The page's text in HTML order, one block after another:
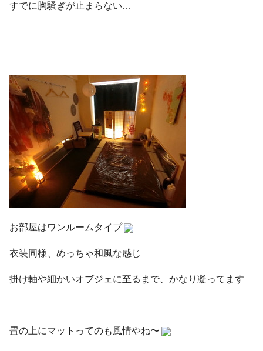
すでに胸騒ぎが止まらない…
お部屋はワンルームタイプ
衣装同様、めっちゃ和風な感じ
掛け軸や細かいオブジェに至るまで、かなり凝ってます
畳の上にマットってのも風情やね〜